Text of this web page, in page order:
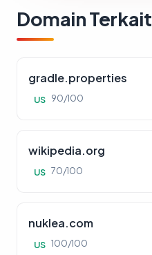
Domain Terkait
gradle.properties
US 90/100
wikipedia.org
US 70/100
nuklea.com
US 100/100